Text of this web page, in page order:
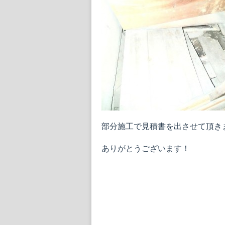
部分施工で見積書を出させて頂き
ありがとうございます！